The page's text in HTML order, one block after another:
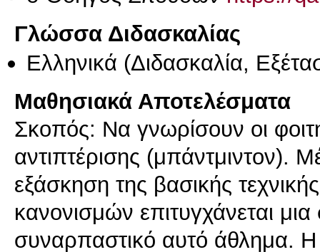
Γλώσσα Διδασκαλίας
Ελληνικά (Διδασκαλία,
Μαθησιακά Αποτελέσματα
Σκοπός: Να γνωρίσουν οι
αντιπτέρισης (μπάντμιντον).
εξάσκηση της βασικής
κανονισμών επιτυγχάνεται
συναρπαστικό αυτό άθλημα.